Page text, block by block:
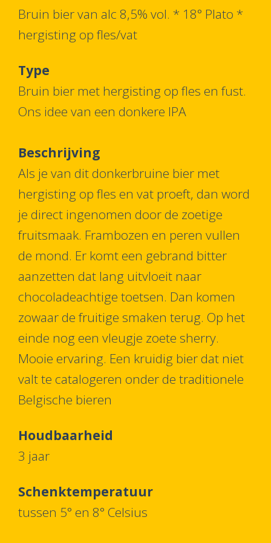
Bruin bier van alc 8,5% vol. * 18° Plato *
hergisting op fles/vat
Type
Bruin bier met hergisting op fles en fust.
Ons idee van een donkere IPA
Beschrijving
Als je van dit donkerbruine bier met
hergisting op fles en vat proeft, dan word
je direct ingenomen door de zoetige
fruitsmaak. Frambozen en peren vullen
de mond. Er komt een gebrand bitter
aanzetten dat lang uitvloeit naar
chocoladeachtige toetsen. Dan komen
zowaar de fruitige smaken terug. Op het
einde nog een vleugje zoete sherry.
Mooie ervaring. Een kruidig bier dat niet
valt te catalogeren onder de traditionele
Belgische bieren
Houdbaarheid
3 jaar
Schenktemperatuur
tussen 5° en 8° Celsius